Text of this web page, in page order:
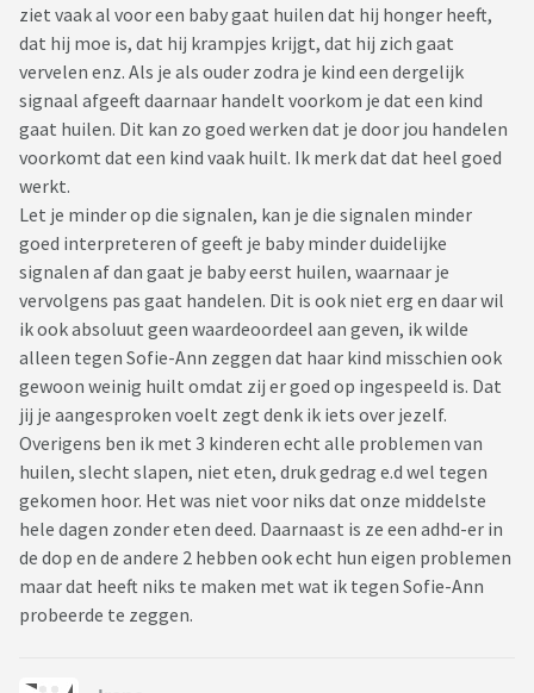
ziet vaak al voor een baby gaat huilen dat hij honger heeft,
dat hij moe is, dat hij krampjes krijgt, dat hij zich gaat
vervelen enz. Als je als ouder zodra je kind een dergelijk
signaal afgeeft daarnaar handelt voorkom je dat een kind
gaat huilen. Dit kan zo goed werken dat je door jou handelen
voorkomt dat een kind vaak huilt. Ik merk dat dat heel goed
werkt.
Let je minder op die signalen, kan je die signalen minder
goed interpreteren of geeft je baby minder duidelijke
signalen af dan gaat je baby eerst huilen, waarnaar je
vervolgens pas gaat handelen. Dit is ook niet erg en daar wil
ik ook absoluut geen waardeoordeel aan geven, ik wilde
alleen tegen Sofie-Ann zeggen dat haar kind misschien ook
gewoon weinig huilt omdat zij er goed op ingespeeld is. Dat
jij je aangesproken voelt zegt denk ik iets over jezelf.
Overigens ben ik met 3 kinderen echt alle problemen van
huilen, slecht slapen, niet eten, druk gedrag e.d wel tegen
gekomen hoor. Het was niet voor niks dat onze middelste
hele dagen zonder eten deed. Daarnaast is ze een adhd-er in
de dop en de andere 2 hebben ook echt hun eigen problemen
maar dat heeft niks te maken met wat ik tegen Sofie-Ann
probeerde te zeggen.